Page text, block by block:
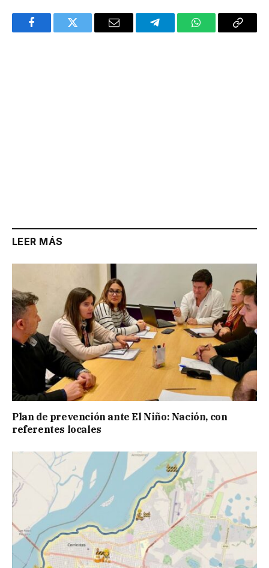
FacebookTwitter Email TelegramWhatsAppCopy
LEER MÁS
Plan de prevención ante El Niño: Nación, con
referentes locales